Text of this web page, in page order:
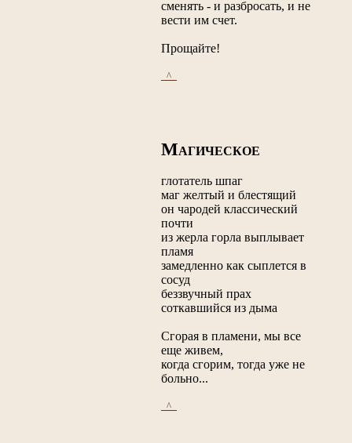
сменять - и разбросать, и не
вести им счет.
Прощайте!
_^_
МАГИЧЕСКОЕ
глотатель шпаг
маг желтый и блестящий
он чародей классический
почти
из жерла горла выплывает
пламя
замедленно как сыплется в
сосуд
беззвучный прах
соткавшийся из дыма
Сгорая в пламени, мы все
еще живем,
когда сгорим, тогда уже не
больно...
_^_